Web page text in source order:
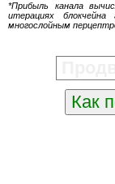
*Прибыль канала
итерациях блокчейна
многослойным
Как